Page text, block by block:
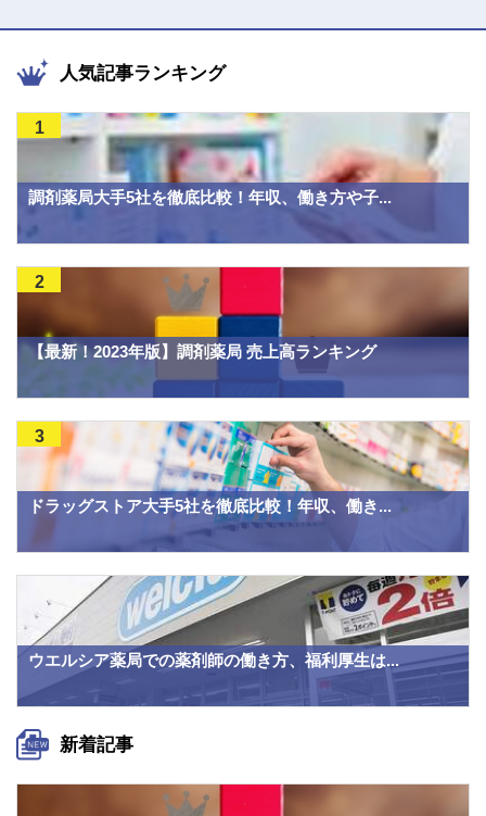
人気記事ランキング
調剤薬局大手5社を徹底比較！年収、働き方や子...
1
【最新！2023年版】調剤薬局 売上高ランキング
2
ドラッグストア大手5社を徹底比較！年収、働き...
3
ウエルシア薬局での薬剤師の働き方、福利厚生は...
新着記事